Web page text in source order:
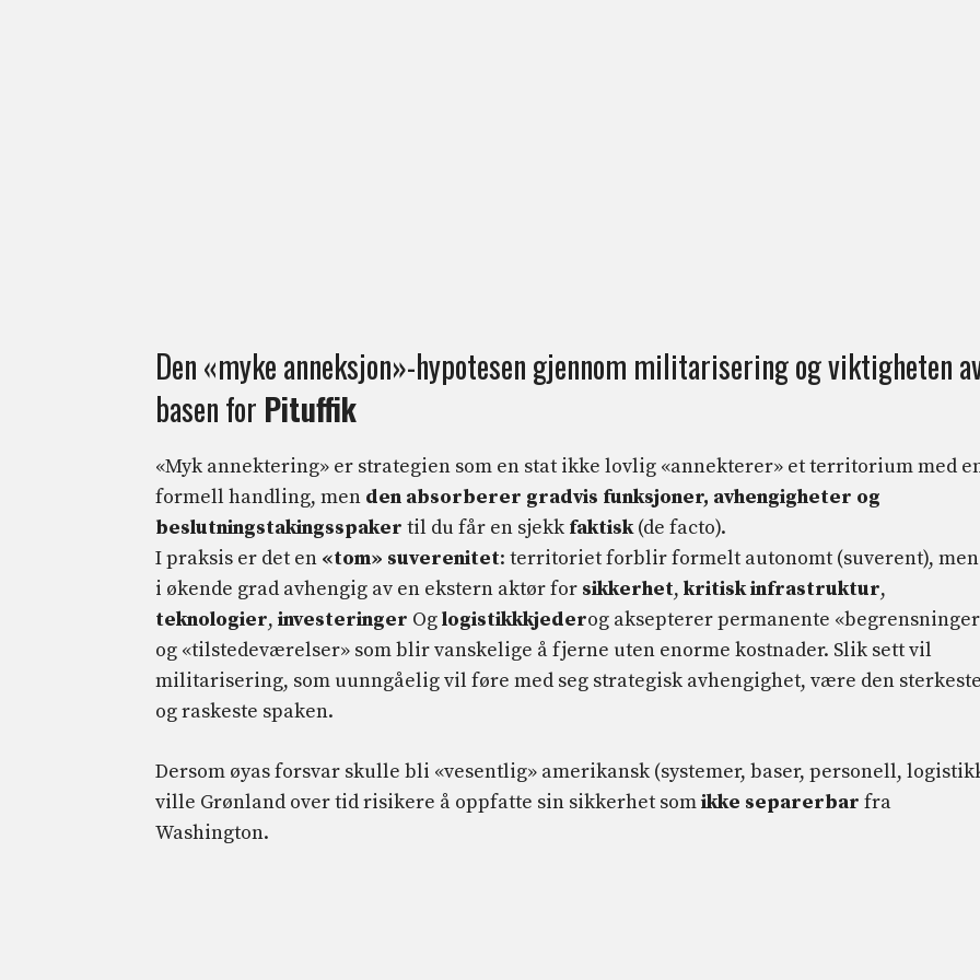
Den «myke anneksjon»-hypotesen gjennom militarisering og viktigheten
basen for Pituffik
«Myk annektering» er strategien som en stat ikke lovlig «annekterer» et territorium med
formell handling, men den absorberer gradvis funksjoner, avhengigheter og
beslutningstakingsspaker til du får en sjekk faktisk(de facto).
I praksis er det en «tom» suverenitet: territoriet forblir formelt autonomt (suverent),
i økende grad avhengig av en ekstern aktør for sikkerhet, kritisk infrastruktur,
teknologier, investeringer Oglogistikkkjederog aksepterer permanente
og «tilstedeværelser» som blir vanskelige å fjerne uten enorme kostnader. Slik sett vil
militarisering, som uunngåelig vil føre med seg strategisk avhengighet, være den
og raskeste spaken.
Dersom øyas forsvar skulle bli «vesentlig» amerikansk (systemer, baser, personell,
ville Grønland over tid risikere å oppfatte sin sikkerhet somikke separerbar fra
Washington.